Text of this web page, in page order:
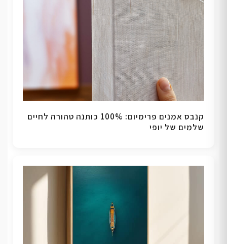
קנבס אמנים פרימיום: 100% כותנה טהורה לחיים
שלמים של יופי